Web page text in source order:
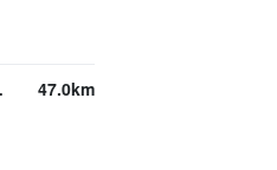
47.0km